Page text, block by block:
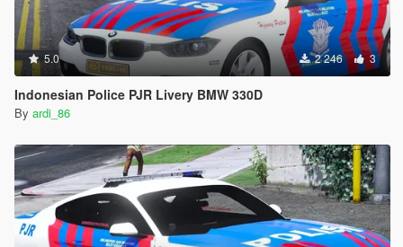
5.0 2 246 3
Indonesian Police PJR Livery BMW 330D
By ardi_86